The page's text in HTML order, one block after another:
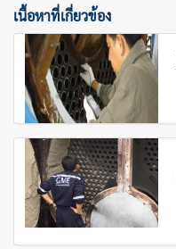
เนื้อหาที่เกี่ยวข้อง